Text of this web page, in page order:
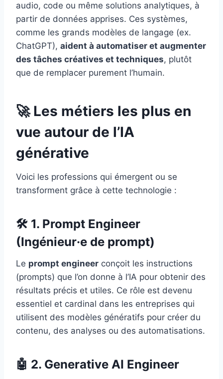
audio, code ou même solutions analytiques, à
partir de données apprises. Ces systèmes,
comme les grands modèles de langage (ex.
ChatGPT), aident à automatiser et augmenter
des tâches créatives et techniques, plutôt
que de remplacer purement l’humain.
🚀 Les métiers les plus en
vue autour de l’IA
générative
Voici les professions qui émergent ou se
transforment grâce à cette technologie :
🛠️ 1. Prompt Engineer
(Ingénieur·e de prompt)
Le prompt engineer conçoit les instructions
(prompts) que l’on donne à l’IA pour obtenir des
résultats précis et utiles. Ce rôle est devenu
essentiel et cardinal dans les entreprises qui
utilisent des modèles génératifs pour créer du
contenu, des analyses ou des automatisations.
🤖 2. Generative AI Engineer